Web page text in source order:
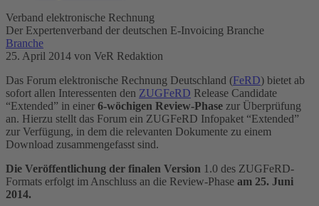
Verband elektronische Rechnung
Der Expertenverband der deutschen E-Invoicing Branche
Branche
25. April 2014 von VeR Redaktion
Das Forum elektronische Rechnung Deutschland (FeRD) bietet ab
sofort allen Interessenten den ZUGFeRD Release Candidate
“Extended” in einer 6-wöchigen Review-Phase zur Überprüfung
an. Hierzu stellt das Forum ein ZUGFeRD Infopaket “Extended”
zur Verfügung, in dem die relevanten Dokumente zu einem
Download zusammengefasst sind.
Die Veröffentlichung der finalen Version 1.0 des ZUGFeRD-
Formats erfolgt im Anschluss an die Review-Phase am 25. Juni
2014.